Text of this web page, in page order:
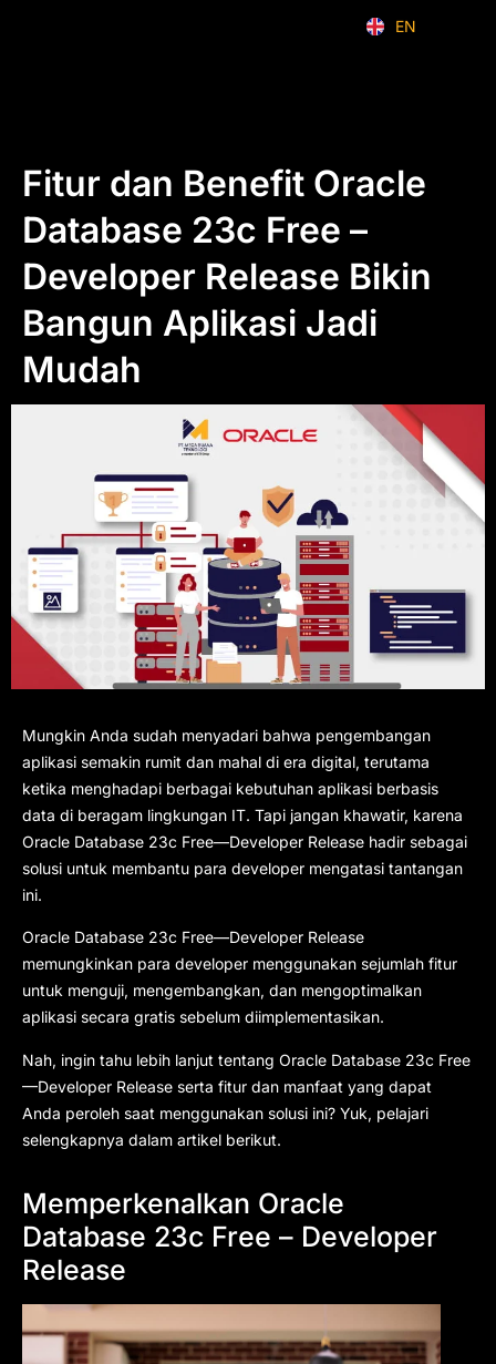
EN
ID
Fitur dan Benefit Oracle
Database 23c Free –
Developer Release Bikin
Bangun Aplikasi Jadi
Mudah
Mungkin Anda sudah menyadari bahwa pengembangan
aplikasi semakin rumit dan mahal di era digital, terutama
ketika menghadapi berbagai kebutuhan aplikasi berbasis
data di beragam lingkungan IT. Tapi jangan khawatir, karena
Oracle Database 23c Free—Developer Release hadir sebagai
solusi untuk membantu para developer mengatasi tantangan
ini.
Oracle Database 23c Free—Developer Release
memungkinkan para developer menggunakan sejumlah fitur
untuk menguji, mengembangkan, dan mengoptimalkan
aplikasi secara gratis sebelum diimplementasikan.
Nah, ingin tahu lebih lanjut tentang Oracle Database 23c Free
—Developer Release serta fitur dan manfaat yang dapat
Anda peroleh saat menggunakan solusi ini? Yuk, pelajari
selengkapnya dalam artikel berikut.
Memperkenalkan Oracle
Database 23c Free – Developer
Release